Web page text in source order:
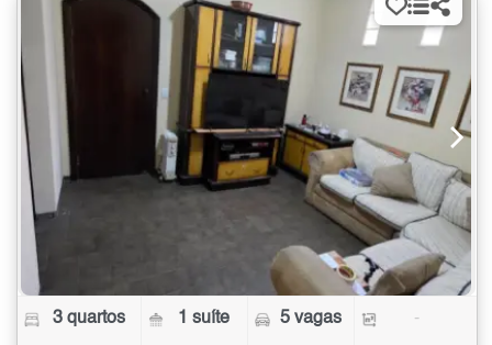
3 quartos 1 suíte 5 vagas -